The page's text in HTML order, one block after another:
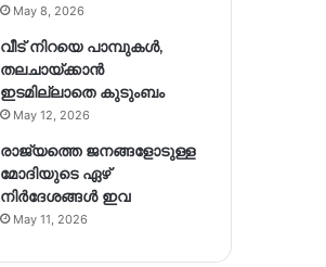
May 8, 2026
വീട് നിറയെ പാമ്പുകൾ,
തലചായ്ക്കാൻ
ഇടമില്ലാതെ കുടുംബം
May 12, 2026
രാജ്യത്തെ ജനങ്ങളോടുള്ള
മോദിയുടെ ഏഴ്
നിര്‍ദേശങ്ങള്‍ ഇവ
May 11, 2026